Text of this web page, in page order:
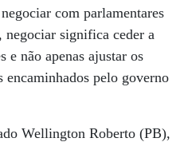
com parlamentares
negociar significa ceder a
e não apenas ajustar os
encaminhados pelo governo
Wellington Roberto (PB),